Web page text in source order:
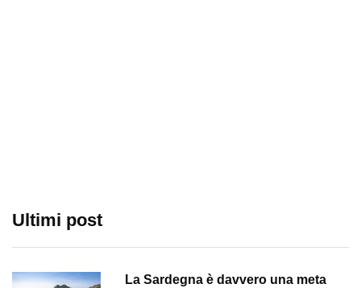
Ultimi post
La Sardegna è davvero una meta